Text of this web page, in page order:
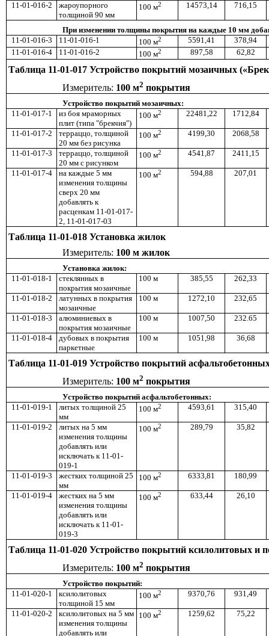
11-01-016-2
жароупорного
толщиной 90 мм
100 м2 14573,14 716,15
При изменении толщины покрытия на каждые 10 мм
11-01-016-3
11-01-016-1 100 м2 5591,41
378,94
11-01-016-4
11-01-016-2 100 м2 897,58 62,82
Таблица 11-01-017 Устройство покрытий мозаичных
Измеритель: 100 м2 покрытия
Устройство покрытий мозаичных:
11-01-017-1
из боя мраморных
плит (типа "брекчия")
100 м2 22481,22 1712,84
11-01-017-2
терраццо, толщиной
20 мм без рисунка
100 м2 4199,30 2068,58
11-01-017-3
терраццо, толщиной
20 мм с рисунком
100 м2 4541,87 2411,15
11-01-017-4
на каждые 5 мм
изменения толщины
сверх 20 мм
добавлять к
расценкам 11-01-017-
2, 11-01-017-03
100 м2 594,88 207,01
Таблица 11-01-018 Установка жилок
Измеритель: 100 м жилок
Установка жилок:
11-01-018-1
стеклянных в
покрытия мозаичные
100 м 385,55 262,33
11-01-018-2
латунных в покрытия
мозаичные
100 м 1272,10 232,65
11-01-018-3
алюминиевых в
покрытия мозаичные
100 м 1007,50 232.65
11-01-018-4
дубовых в покрытия
паркетные
100 м 1051,98 36,68
Таблица 11-01-019 Устройство покрытий
Измеритель: 100 м2 покрытия
Устройство покрытий асфальтобетонных:
11-01-019-1
литых толщиной 25
мм
100 м2 4593,61 315,40
11-01-019-2
литых на 5 мм
изменения толщины
добавлять или
исключать к 11-01-
019-1
100 м2 289,79 35,82
11-01-019-3
жестких толщиной 25
мм
100 м2 6333,81 180,99
11-01-019-4
жестких на 5 мм
изменения толщины
добавлять или
исключать к 11-01-
019-3
100 м2 633,44 26,10
Таблица 11-01-020 Устройство покрытий ксилолитовых и
Измеритель: 100 м2 покрытия
Устройство покрытий:
11-01-020-1
ксилолитовых
толщиной 15 мм
100 м2 9370,76 931,49
11-01-020-2
ксилолитовых на 5 мм
изменения толщины
добавлять или
100 м2 1259,62 75,22